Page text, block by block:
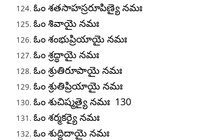
ఓం శతసాహస్రరూపిణ్యై నమః
ఓం శివాయై నమః
ఓం శంభుప్రియాయై నమః
ఓం శ్రద్ధాయై నమః
ఓం శ్రుతిరూపాయై నమః
ఓం శ్రుతిప్రియాయై నమః
ఓం శుచిష్మత్యై నమః 130
ఓం శర్మకర్యై నమః
ఓం శుద్ధిదాయై నమః